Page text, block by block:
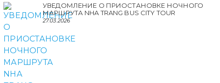
УВЕДОМЛЕНИЕ О ПРИОСТАНОВКЕ НОЧНОГО
МАРШРУТА NHA TRANG BUS CITY TOUR
27.03.2026